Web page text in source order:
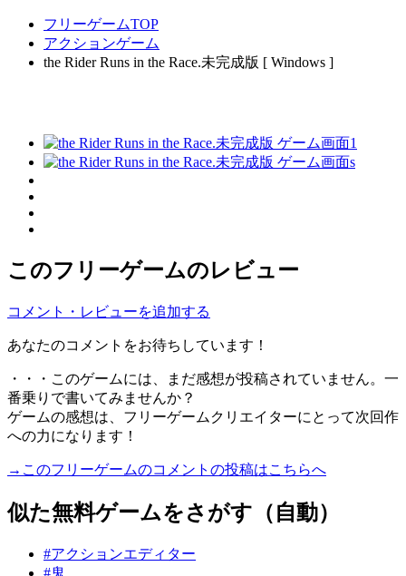
フリーゲームTOP
アクションゲーム
the Rider Runs in the Race.未完成版 [ Windows ]
このフリーゲームのレビュー
コメント・レビューを追加する
あなたのコメントをお待ちしています！
・・・このゲームには、まだ感想が投稿されていません。一
番乗りで書いてみませんか？
ゲームの感想は、フリーゲームクリエイターにとって次回作
への力になります！
→このフリーゲームのコメントの投稿はこちらへ
似た無料ゲームをさがす（自動）
#アクションエディター
#鬼